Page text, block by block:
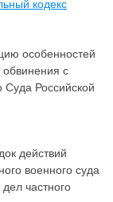
кодекс
особенностей
обвинения с
Суда Российской
действий
военного суда
частного